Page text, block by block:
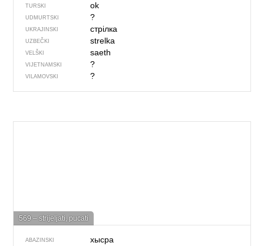
TURSKI ok
UDMURTSKI ?
UKRAJINSKI стрілка
UZBEČKI strelka
VELŠKI saeth
VIJETNAMSKI ?
VILAMOVSKI ?
569 – strijeljati, pucati
ABAZINSKI хысра